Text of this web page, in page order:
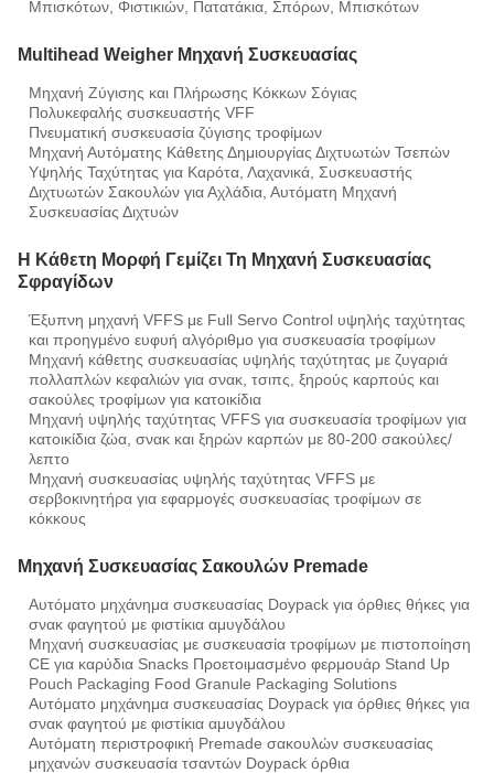
Μπισκότων, Φιστικιών, Πατατάκια, Σπόρων, Μπισκότων
Multihead Weigher Μηχανή Συσκευασίας
Μηχανή Ζύγισης και Πλήρωσης Κόκκων Σόγιας
Πολυκεφαλής συσκευαστής VFF
Πνευματική συσκευασία ζύγισης τροφίμων
Μηχανή Αυτόματης Κάθετης Δημιουργίας Διχτυωτών Τσεπών
Υψηλής Ταχύτητας για Καρότα, Λαχανικά, Συσκευαστής
Διχτυωτών Σακουλών για Αχλάδια, Αυτόματη Μηχανή
Συσκευασίας Διχτυών
Η Κάθετη Μορφή Γεμίζει Τη Μηχανή Συσκευασίας
Σφραγίδων
Έξυπνη μηχανή VFFS με Full Servo Control υψηλής ταχύτητας
και προηγμένο ευφυή αλγόριθμο για συσκευασία τροφίμων
Μηχανή κάθετης συσκευασίας υψηλής ταχύτητας με ζυγαριά
πολλαπλών κεφαλιών για σνακ, τσιπς, ξηρούς καρπούς και
σακούλες τροφίμων για κατοικίδια
Μηχανή υψηλής ταχύτητας VFFS για συσκευασία τροφίμων για
κατοικίδια ζώα, σνακ και ξηρών καρπών με 80-200 σακούλες/
λεπτο
Μηχανή συσκευασίας υψηλής ταχύτητας VFFS με
σερβοκινητήρα για εφαρμογές συσκευασίας τροφίμων σε
κόκκους
Μηχανή Συσκευασίας Σακουλών Premade
Αυτόματο μηχάνημα συσκευασίας Doypack για όρθιες θήκες για
σνακ φαγητού με φιστίκια αμυγδάλου
Μηχανή συσκευασίας με συσκευασία τροφίμων με πιστοποίηση
CE για καρύδια Snacks Προετοιμασμένο φερμουάρ Stand Up
Pouch Packaging Food Granule Packaging Solutions
Αυτόματο μηχάνημα συσκευασίας Doypack για όρθιες θήκες για
σνακ φαγητού με φιστίκια αμυγδάλου
Αυτόματη περιστροφική Premade σακουλών συσκευασίας
μηχανών συσκευασία τσαντών Doypack όρθια